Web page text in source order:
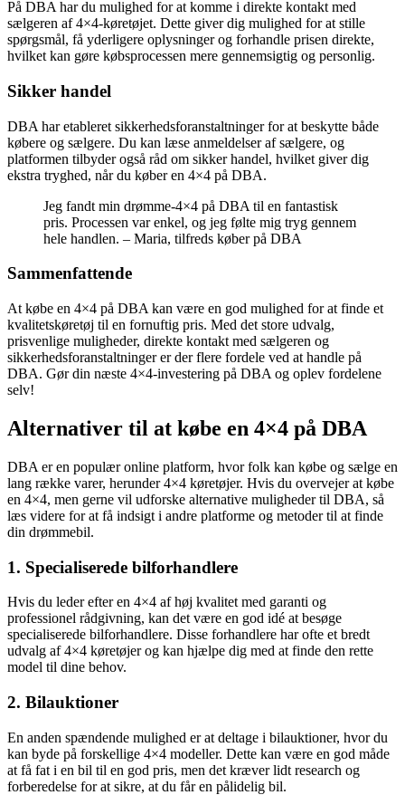
På DBA har du mulighed for at komme i direkte kontakt med
sælgeren af 4×4-køretøjet. Dette giver dig mulighed for at stille
spørgsmål, få yderligere oplysninger og forhandle prisen direkte,
hvilket kan gøre købsprocessen mere gennemsigtig og personlig.
Sikker handel
DBA har etableret sikkerhedsforanstaltninger for at beskytte både
købere og sælgere. Du kan læse anmeldelser af sælgere, og
platformen tilbyder også råd om sikker handel, hvilket giver dig
ekstra tryghed, når du køber en 4×4 på DBA.
Jeg fandt min drømme-4×4 på DBA til en fantastisk
pris. Processen var enkel, og jeg følte mig tryg gennem
hele handlen. – Maria, tilfreds køber på DBA
Sammenfattende
At købe en 4×4 på DBA kan være en god mulighed for at finde et
kvalitetskøretøj til en fornuftig pris. Med det store udvalg,
prisvenlige muligheder, direkte kontakt med sælgeren og
sikkerhedsforanstaltninger er der flere fordele ved at handle på
DBA. Gør din næste 4×4-investering på DBA og oplev fordelene
selv!
Alternativer til at købe en 4×4 på DBA
DBA er en populær online platform, hvor folk kan købe og sælge en
lang række varer, herunder 4×4 køretøjer. Hvis du overvejer at købe
en 4×4, men gerne vil udforske alternative muligheder til DBA, så
læs videre for at få indsigt i andre platforme og metoder til at finde
din drømmebil.
1. Specialiserede bilforhandlere
Hvis du leder efter en 4×4 af høj kvalitet med garanti og
professionel rådgivning, kan det være en god idé at besøge
specialiserede bilforhandlere. Disse forhandlere har ofte et bredt
udvalg af 4×4 køretøjer og kan hjælpe dig med at finde den rette
model til dine behov.
2. Bilauktioner
En anden spændende mulighed er at deltage i bilauktioner, hvor du
kan byde på forskellige 4×4 modeller. Dette kan være en god måde
at få fat i en bil til en god pris, men det kræver lidt research og
forberedelse for at sikre, at du får en pålidelig bil.